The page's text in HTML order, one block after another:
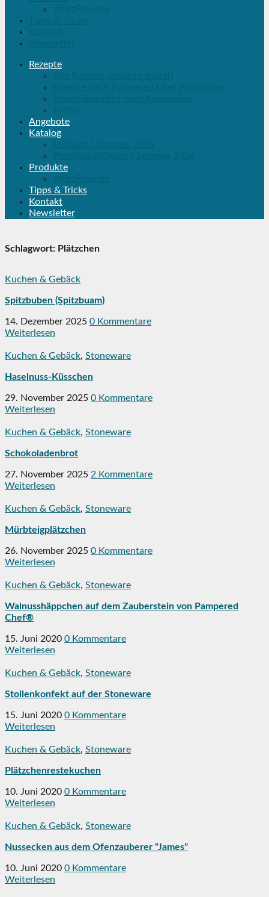
Rezepte
Angebote
Katalog
Produkte
Tipps & Tricks
Kontakt
Newsletter
Schlagwort: Plätzchen
Kuchen & Gebäck
Spitzbuben (Spitzbuam)
14. Dezember 2025 0 Kommentare
Weiterlesen
Kuchen & Gebäck, Stoneware
Haselnuss-Küsschen
29. November 2025 0 Kommentare
Weiterlesen
Kuchen & Gebäck, Stoneware
Schokoladenbrot
27. November 2025 2 Kommentare
Weiterlesen
Kuchen & Gebäck, Stoneware
Mürbteigplätzchen
26. November 2025 0 Kommentare
Weiterlesen
Kuchen & Gebäck, Stoneware
Walnusshäppchen auf dem Zauberstein von Pampered
Chef®
15. Juni 2020 0 Kommentare
Weiterlesen
Kuchen & Gebäck, Stoneware
Stollenkonfekt auf der Stoneware
15. Juni 2020 0 Kommentare
Weiterlesen
Kuchen & Gebäck, Stoneware
Plätzchenrestekuchen
10. Juni 2020 0 Kommentare
Weiterlesen
Kuchen & Gebäck, Stoneware
Nussecken aus dem Ofenzauberer “James”
10. Juni 2020 0 Kommentare
Weiterlesen